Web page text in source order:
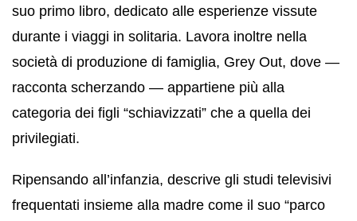
suo primo libro, dedicato alle esperienze vissute
durante i viaggi in solitaria. Lavora inoltre nella
società di produzione di famiglia, Grey Out, dove —
racconta scherzando — appartiene più alla
categoria dei figli “schiavizzati” che a quella dei
privilegiati.
Ripensando all’infanzia, descrive gli studi televisivi
frequentati insieme alla madre come il suo “parco